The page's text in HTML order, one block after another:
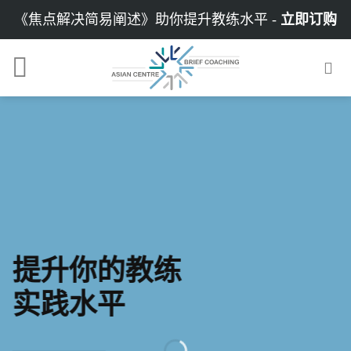
Skip
content
《焦点解决简易阐述》助你提升教练水平 - 立即订购
提升你的教练
实践水平